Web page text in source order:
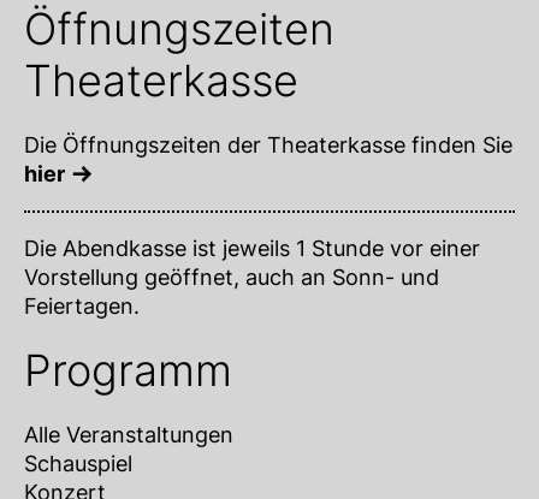
Öffnungszeiten
Theaterkasse
Die Öffnungszeiten der Theaterkasse finden Sie
hier
Die Abendkasse ist jeweils 1 Stunde vor einer
Vorstellung geöffnet, auch an Sonn- und
Feiertagen.
Programm
Alle Veranstaltungen
Schauspiel
Konzert